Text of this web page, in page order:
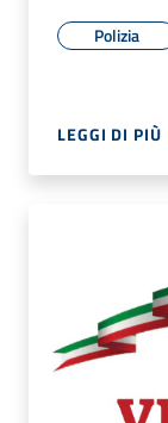
Polizia
LEGGI DI PIÙ